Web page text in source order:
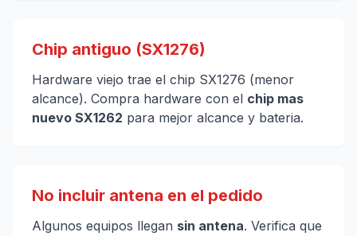
Chip antiguo (SX1276)
Hardware viejo trae el chip SX1276 (menor
alcance). Compra hardware con el chip mas
nuevo SX1262 para mejor alcance y bateria.
No incluir antena en el pedido
Algunos equipos llegan sin antena. Verifica que